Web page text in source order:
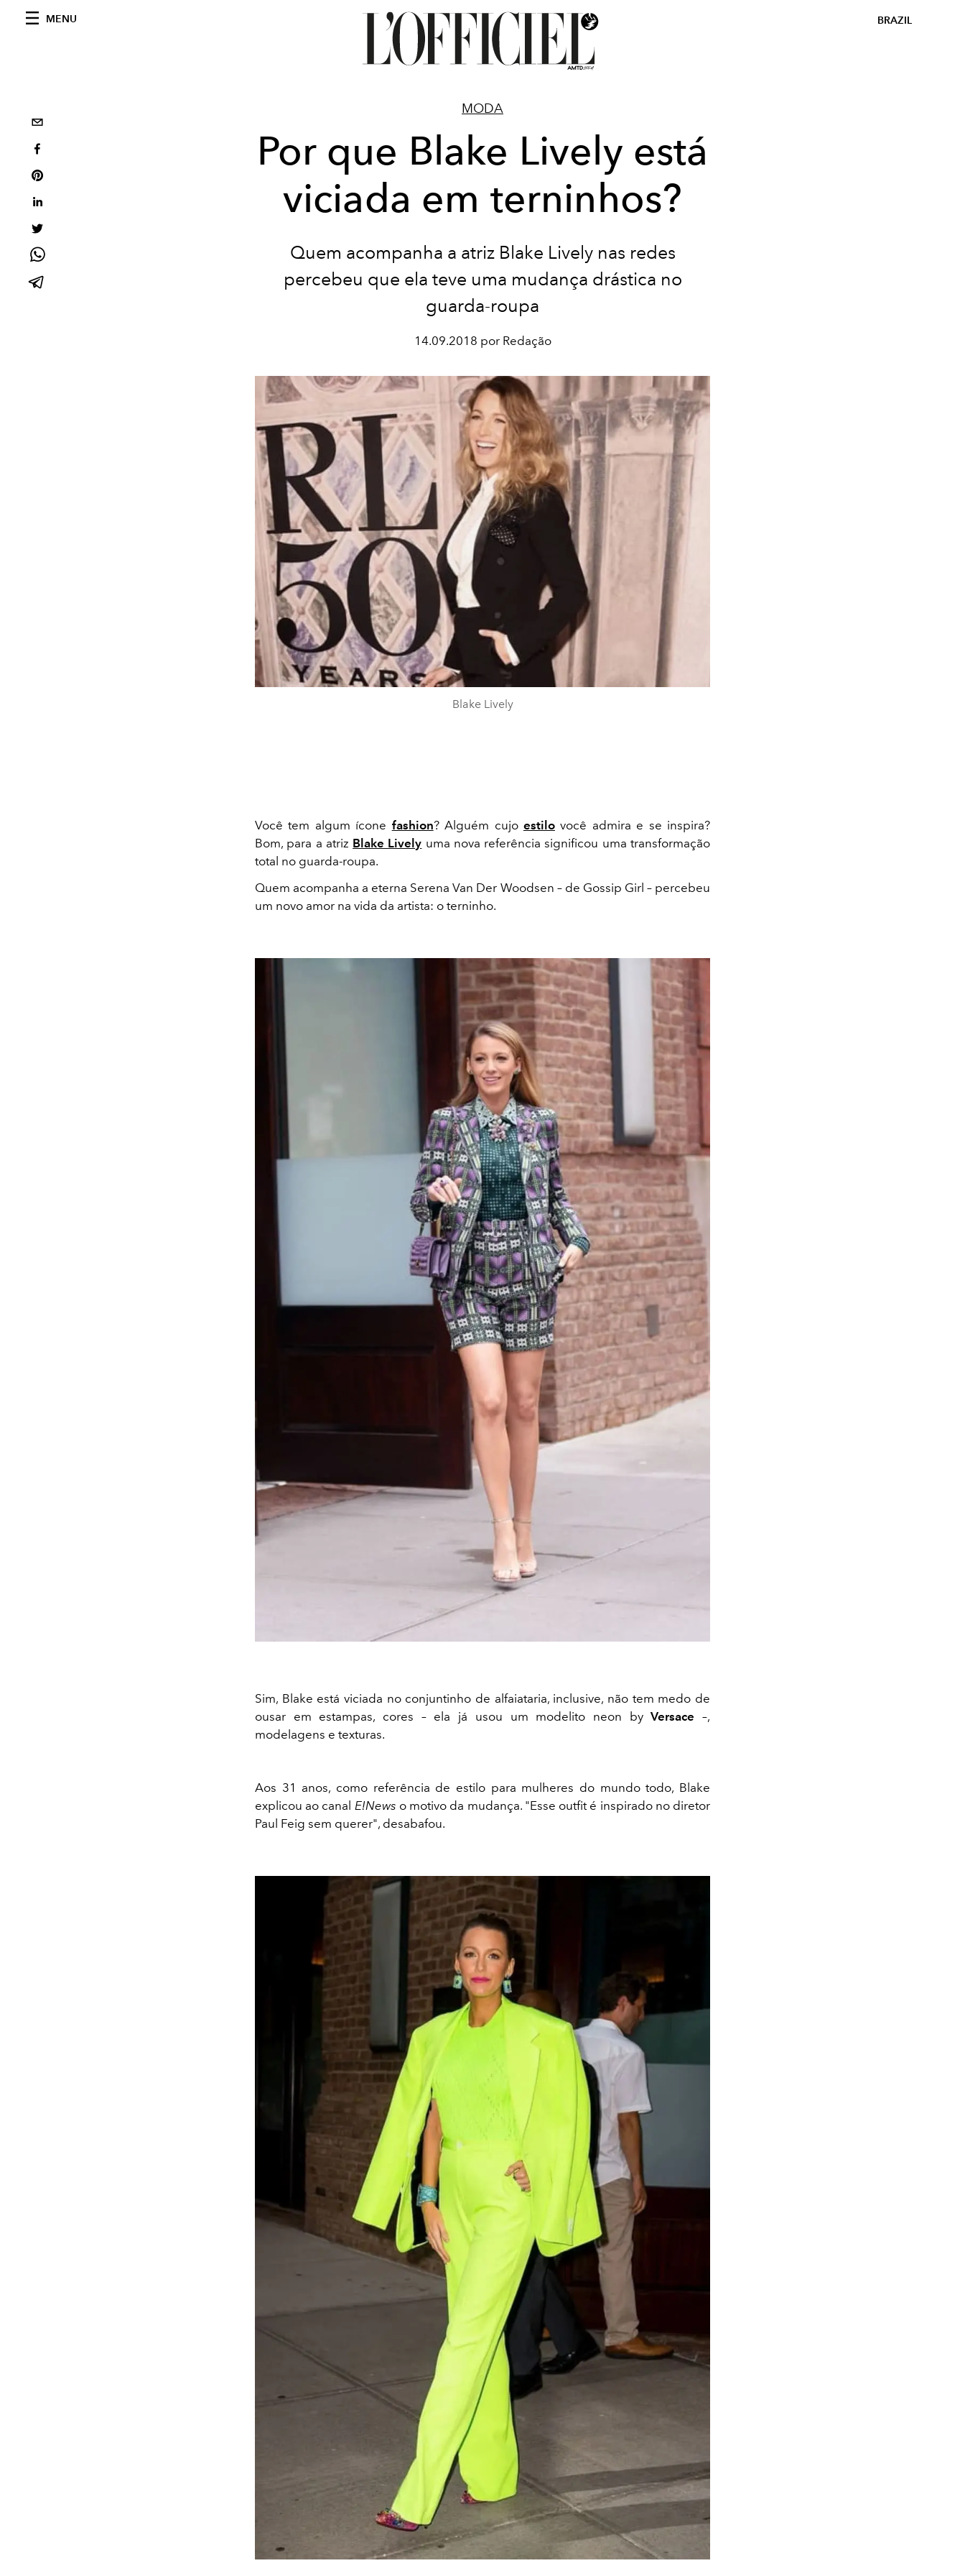
MENU BRAZIL
MODA
Por que Blake Lively está
viciada em terninhos?
Quem acompanha a atriz Blake Lively nas redes
percebeu que ela teve uma mudança drástica no
guarda-roupa
14.09.2018 por Redação
Blake Lively
Você tem algum ícone fashion? Alguém cujo estilovocê admira e se inspira?
Bom, para a atriz Blake Lively uma nova referência significou uma transformação
total no guarda-roupa.
Quem acompanha a eterna Serena Van Der Woodsen – de Gossip Girl – percebeu
um novo amor na vida da artista: o terninho.
Sim, Blake está viciada no conjuntinho de alfaiataria, inclusive, não tem medo de
ousar em estampas, cores – ela já usou um modelito neon byVersace –,
modelagens e texturas.
Aos 31 anos, como referência de estilo para mulheres do mundo todo, Blake
explicou ao canal E!News o motivo da mudança. "Esse outfit é inspirado no diretor
Paul Feig sem querer", desabafou.